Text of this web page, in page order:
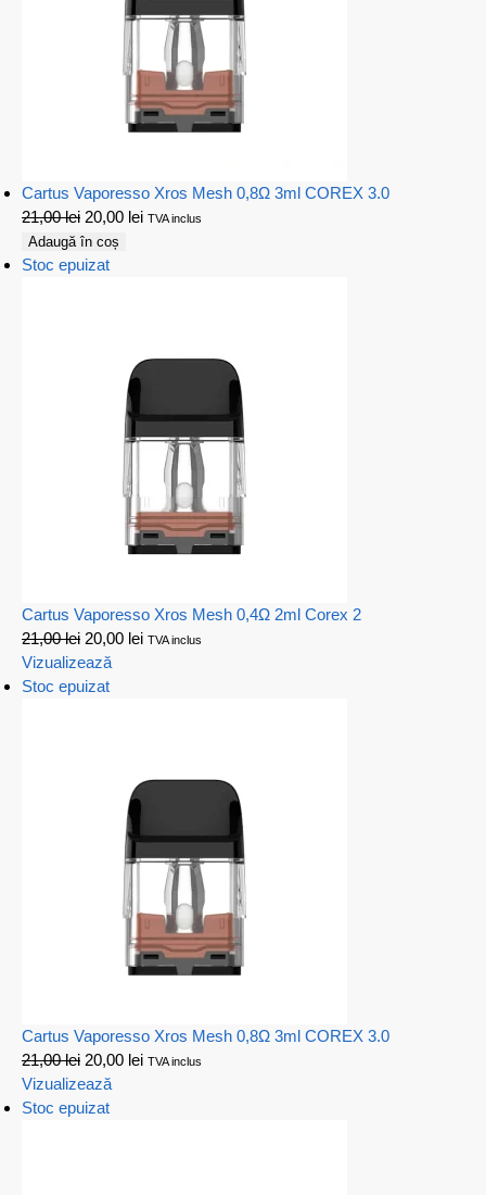
Cartus Vaporesso Xros Mesh 0,8Ω 3ml COREX 3.0
21,00lei 20,00 lei TVA inclus
Adaugă în coș
Stoc epuizat
Cartus Vaporesso Xros Mesh 0,4Ω 2ml Corex 2
21,00lei 20,00 lei TVA inclus
Vizualizează
Stoc epuizat
Cartus Vaporesso Xros Mesh 0,8Ω 3ml COREX 3.0
21,00lei 20,00 lei TVA inclus
Vizualizează
Stoc epuizat